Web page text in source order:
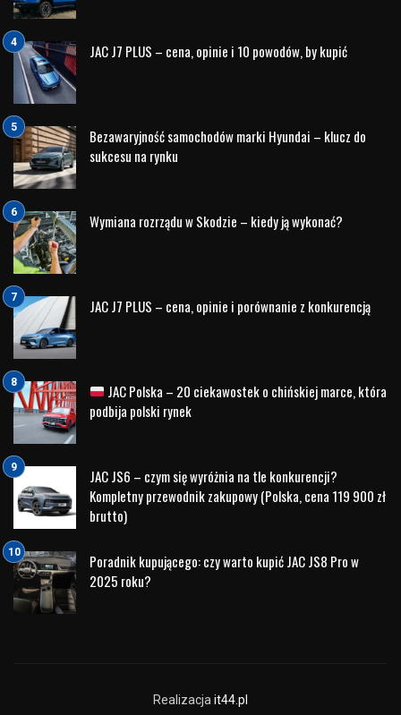
JAC J7 PLUS – cena, opinie i 10 powodów, by kupić
Bezawaryjność samochodów marki Hyundai – klucz do
sukcesu na rynku
Wymiana rozrządu w Skodzie – kiedy ją wykonać?
JAC J7 PLUS – cena, opinie i porównanie z konkurencją
JAC Polska – 20 ciekawostek o chińskiej marce, która
podbija polski rynek
JAC JS6 – czym się wyróżnia na tle konkurencji?
Kompletny przewodnik zakupowy (Polska, cena 119 900 zł
brutto)
Poradnik kupującego: czy warto kupić JAC JS8 Pro w
2025 roku?
Realizacja it44.pl